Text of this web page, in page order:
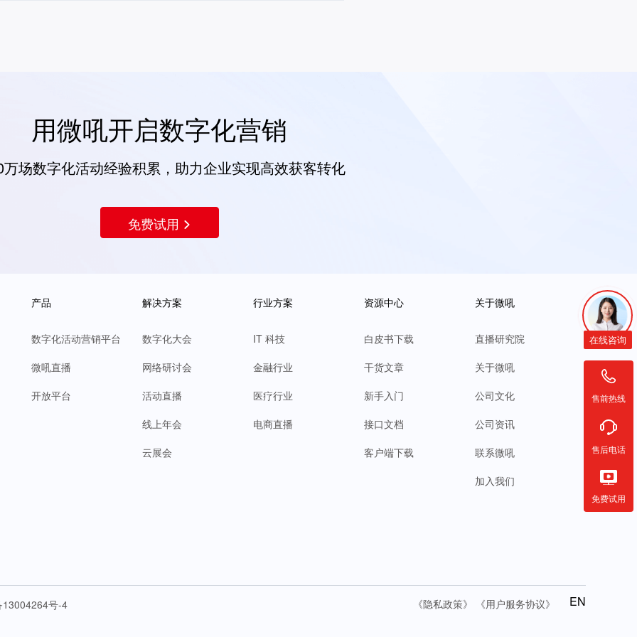
用微吼开启数字化营销
万场数字化活动经验积累，助力企业实现高效获客转化
免费试用
产品
数字化活动营销平台
微吼直播
开放平台
解决方案
数字化大会
网络研讨会
活动直播
线上年会
云展会
行业方案
IT 科技
金融行业
医疗行业
电商直播
资源中心
白皮书下载
干货文章
新手入门
接口文档
客户端下载
关于微吼
直播研究院
关于微吼
公司文化
公司资讯
联系微吼
加入我们
EN
13004264号-4 《隐私政策》 《用户服务协议》
在线咨询
售前热线
售后电话
免费试用